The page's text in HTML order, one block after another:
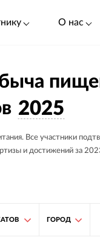
О нас
2025
Все участники
и достижений за
ГОРОД